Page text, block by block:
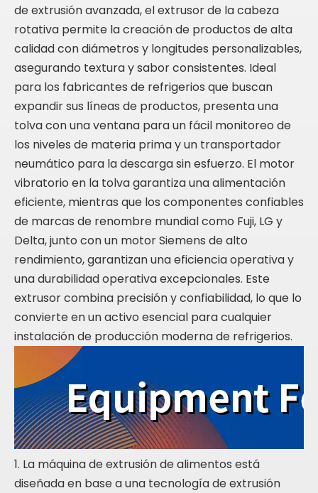
de extrusión avanzada, el extrusor de la cabeza
rotativa permite la creación de productos de alta
calidad con diámetros y longitudes personalizables,
asegurando textura y sabor consistentes. Ideal
para los fabricantes de refrigerios que buscan
expandir sus líneas de productos, presenta una
tolva con una ventana para un fácil monitoreo de
los niveles de materia prima y un transportador
neumático para la descarga sin esfuerzo. El motor
vibratorio en la tolva garantiza una alimentación
eficiente, mientras que los componentes confiables
de marcas de renombre mundial como Fuji, LG y
Delta, junto con un motor Siemens de alto
rendimiento, garantizan una eficiencia operativa y
una durabilidad operativa excepcionales. Este
extrusor combina precisión y confiabilidad, lo que lo
convierte en un activo esencial para cualquier
instalación de producción moderna de refrigerios.
1. La máquina de extrusión de alimentos está
diseñada en base a una tecnología de extrusión